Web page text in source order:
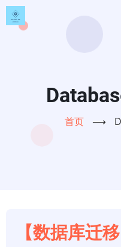
跳
转
首页 ⟶
【数据库迁